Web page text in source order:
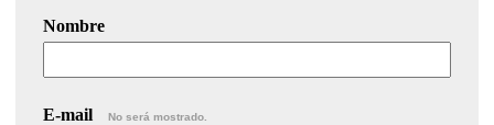
Nombre
E-mail No será mostrado.